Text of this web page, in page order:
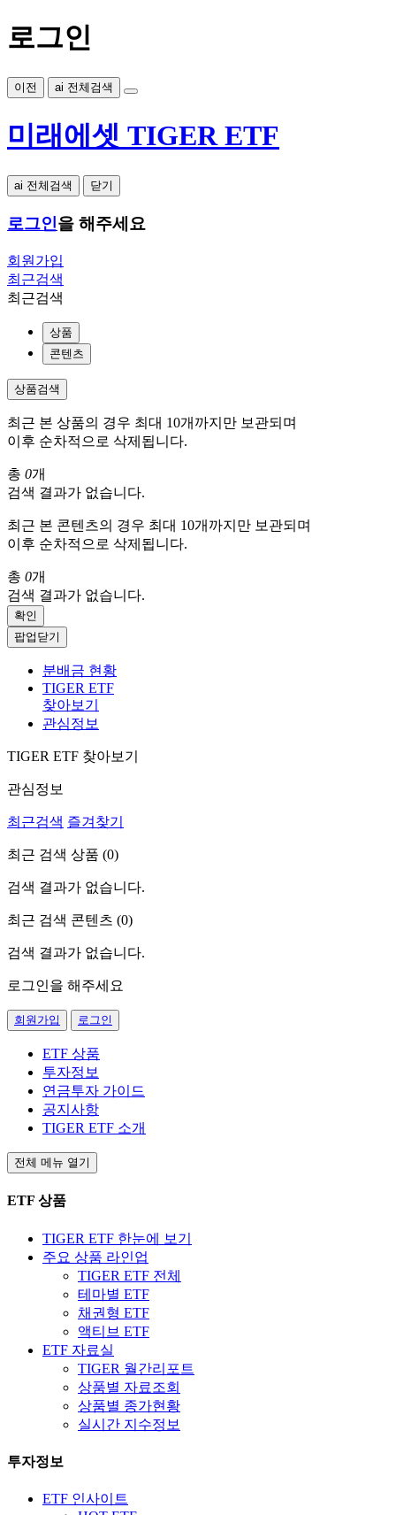
로그인
이전 ai 전체검색
미래에셋 TIGER ETF
ai 전체검색 닫기
로그인을 해주세요
회원가입
최근검색
최근검색
상품
콘텐츠
상품검색
최근 본 상품의 경우 최대 10개까지만 보관되며
이후 순차적으로 삭제됩니다.
총 0개
검색 결과가 없습니다.
최근 본 콘텐츠의 경우 최대 10개까지만 보관되며
이후 순차적으로 삭제됩니다.
총 0개
검색 결과가 없습니다.
확인
팝업닫기
분배금 현황
TIGER ETF
찾아보기
관심정보
TIGER ETF 찾아보기
관심정보
최근검색 즐겨찾기
최근 검색 상품 (0)
검색 결과가 없습니다.
최근 검색 콘텐츠 (0)
검색 결과가 없습니다.
로그인을 해주세요
회원가입 로그인
ETF 상품
투자정보
연금투자 가이드
공지사항
TIGER ETF 소개
전체 메뉴 열기
ETF 상품
TIGER ETF 한눈에 보기
주요 상품 라인업
TIGER ETF 전체
테마별 ETF
채권형 ETF
액티브 ETF
ETF 자료실
TIGER 월간리포트
상품별 자료조회
상품별 종가현황
실시간 지수정보
투자정보
ETF 인사이트